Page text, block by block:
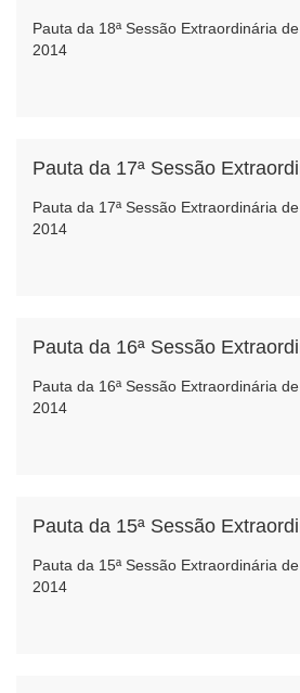
Pauta da 18ª Sessão Extraordinária de
2014
Pauta da 17ª Sessão Extraordinária de
2014
Pauta da 16ª Sessão Extraordinária de
2014
Pauta da 15ª Sessão Extraordinária de
2014